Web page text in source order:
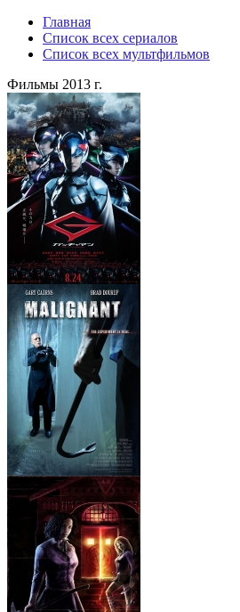
Главная
Список всех сериалов
Список всех мультфильмов
Фильмы 2013 г.